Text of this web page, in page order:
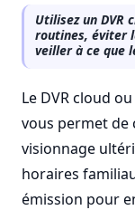
Utilisez un DVR
routines, éviter
veiller à ce que
Le DVR cloud
vous permet de
visionnage
horaires
émission pour